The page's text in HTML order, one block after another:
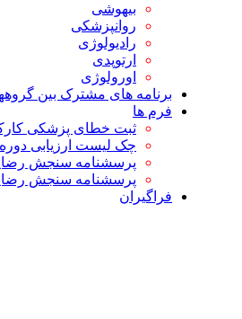
بیهوشی
روانپزشکی
رادیولوژی
ارتوپدی
اورولوژی
برنامه های مشترک بین
فرم ها
ثبت خطای پزشکی
چک لیست ارزیابی
پرسشنامه سنجش
پرسشنامه سنجش
فراگیران